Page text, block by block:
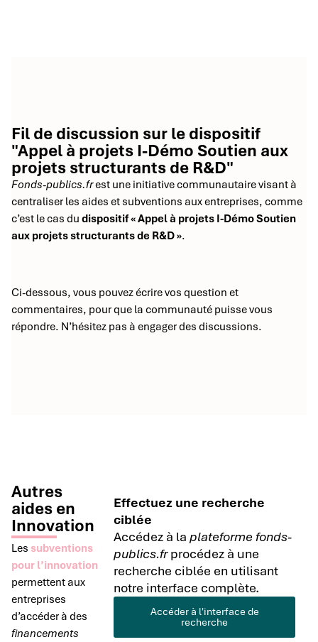
Fil de discussion sur le dispositif
"Appel à projets I-Démo Soutien aux
projets structurants de R&D"
Fonds-publics.frest une initiative communautaire visant à
centraliser les aides et subventions aux entreprises, comme
c’est le cas du dispositif « Appel à projets I-Démo Soutien
aux projets structurants de R&D ».
Ci-dessous, vous pouvez écrire vos question et
commentaires, pour que la communauté puisse vous
répondre. N’hésitez pas à engager des discussions.
Autres
aides en
Innovation
Les subventions
pour l’innovation
permettent aux
entreprises
d’accéder à des
financements
Effectuez une recherche
ciblée
Accédez à laplateforme fonds-
publics.frprocédez à une
recherche ciblée en utilisant
notre interface complète.
Accéder à l'interface de
recherche